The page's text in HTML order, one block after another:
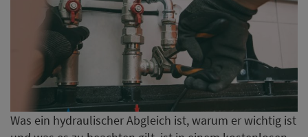
Was ein hydraulischer Abgleich ist, warum er wichtig ist